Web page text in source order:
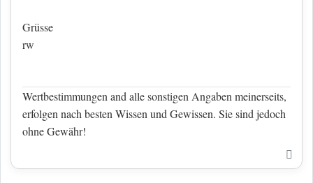
Grüsse
rw
Wertbestimmungen and alle sonstigen Angaben meinerseits,
erfolgen nach besten Wissen und Gewissen. Sie sind jedoch
ohne Gewähr!